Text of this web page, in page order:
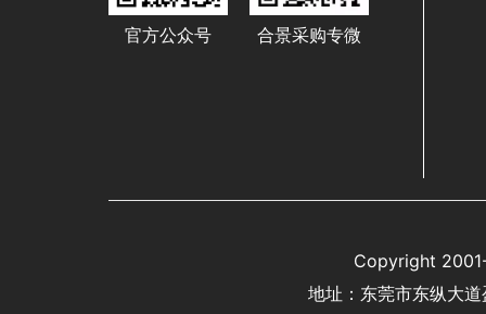
官方公众号 合景采购专微
Copyright
地址：东莞市东纵大